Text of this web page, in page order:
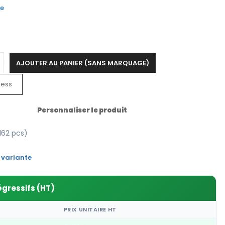
AJOUTER AU PANIER (SANS MARQUAGE)
Personnaliser le produit
pcs)
variante
(HT)
PRIX UNITAIRE HT